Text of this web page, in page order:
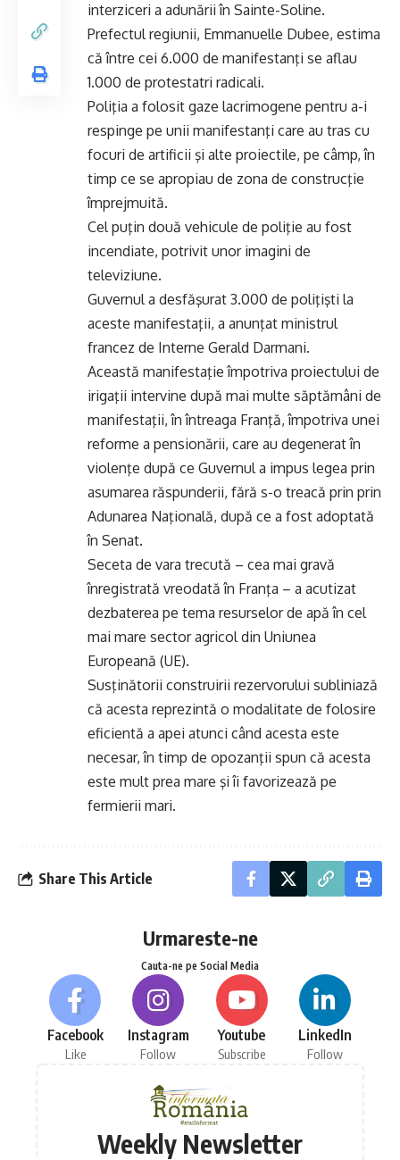
interziceri a adunării în Sainte-Soline.
Prefectul regiunii, Emmanuelle Dubee, estima
că între cei 6.000 de manifestanţi se aflau
1.000 de protestatri radicali.
Poliţia a folosit gaze lacrimogene pentru a-i
respinge pe unii manifestanţi care au tras cu
focuri de artificii şi alte proiectile, pe câmp, în
timp ce se apropiau de zona de construcţie
împrejmuită.
Cel puţin două vehicule de poliţie au fost
incendiate, potrivit unor imagini de
televiziune.
Guvernul a desfăşurat 3.000 de poliţişti la
aceste manifestaţii, a anunţat ministrul
francez de Interne Gerald Darmani.
Această manifestaţie împotriva proiectului de
irigaţii intervine după mai multe săptămâni de
manifestaţii, în întreaga Franţă, împotriva unei
reforme a pensionării, care au degenerat în
violenţe după ce Guvernul a impus legea prin
asumarea răspunderii, fără s-o treacă prin prin
Adunarea Naţională, după ce a fost adoptată
în Senat.
Seceta de vara trecută – cea mai gravă
înregistrată vreodată în Franţa – a acutizat
dezbaterea pe tema resurselor de apă în cel
mai mare sector agricol din Uniunea
Europeană (UE).
Susţinătorii construirii rezervorului subliniază
că acesta reprezintă o modalitate de folosire
eficientă a apei atunci când acesta este
necesar, în timp de opozanţii spun că acesta
este mult prea mare şi îi favorizează pe
fermierii mari.
Share This Article
Urmareste-ne
Cauta-ne pe Social Media
Facebook
Like
Instagram
Follow
Youtube
Subscribe
LinkedIn
Follow
Weekly Newsletter